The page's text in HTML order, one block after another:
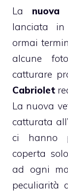
La nuova
lanciata in
ormai
alcune
catturare
Cabriolet
La nuova
catturata
ci hanno
coperta
ad ogni
peculiarità